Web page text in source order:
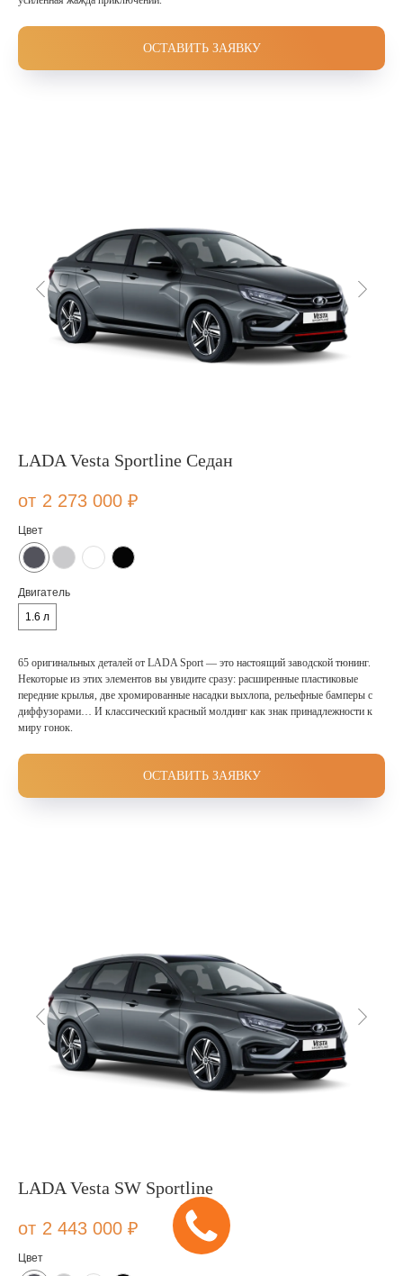
ОСТАВИТЬ ЗАЯВКУ
LADA Vesta Sportline Седан
2 273 000 ₽
Цвет
Двигатель
1.6 л
65 оригинальных деталей от LADA Sport — это настоящий заводской тюнинг.
Некоторые из этих элементов вы увидите сразу: расширенные пластиковые
передние крылья, две хромированные насадки выхлопа, рельефные бамперы с
диффузорами… И классический красный молдинг как знак принадлежности к
миру гонок.
ОСТАВИТЬ ЗАЯВКУ
LADA Vesta SW Sportline
2 443 000 ₽
Цвет